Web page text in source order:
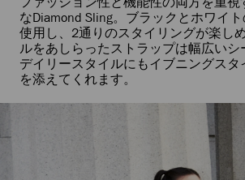
なDiamond Sling。ブラックとホワイ
使用し、2通りのスタイリングが楽し
ルをあしらったストラップは幅広いシ
デイリースタイルにもイブニングスタ
を添えてくれます。